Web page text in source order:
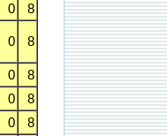
0 8
0 8
0
8
0
8
0
8